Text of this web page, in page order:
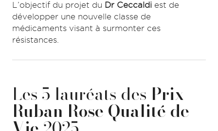
L’objectif du projet du Dr Ceccaldi est de
développer une nouvelle classe de
médicaments visant à surmonter ces
résistances.
Les 5 lauréats des Prix
Ruban Rose Qualité de